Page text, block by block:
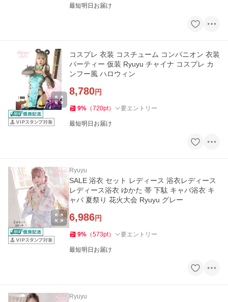
最短明日お届け
コスプレ 衣装 コスチューム コンパニオン 衣装
パーティー 仮装 Ryuyu チャイナ コスプレ カ
ンフー風 ハロウィン
8,780円
9% （720pt） 要エントリー
最短明日お届け
Ryuyu
SALE 浴衣 セット レディース 浴衣レディース
レディース浴衣 ゆかた 帯 下駄 キャバ浴衣 キ
ャバ 夏祭り 花火大会 Ryuyu グレー
6,986円
9% （573pt） 要エントリー
最短明日お届け
Ryuyu